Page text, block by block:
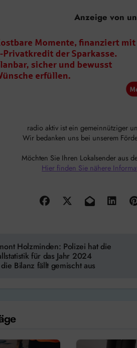
Anzeige von
radio aktiv ist ein gemeinnütziger
Wir bedanken uns bei unserem
Möchten Sie Ihren Lokalsender aus
Hier finden Sie nähere
Holzminden: Polizei hat die
für das Jahr 2024
Bilanz fällt gemischt aus